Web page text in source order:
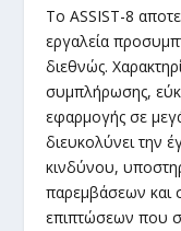
Το ASSIST-8
εργαλεία
διεθνώς.
συμπλήρωσης,
εφαρμογής σε
διευκολύνει την
κινδύνου,
παρεμβάσεων και
επιπτώσεων που